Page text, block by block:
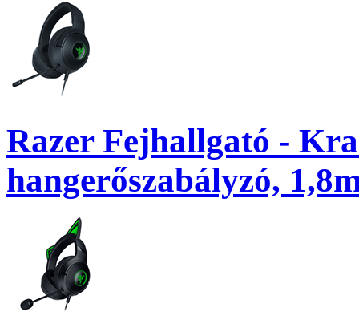
Razer Fejhallgató -
hangerőszabályzó,